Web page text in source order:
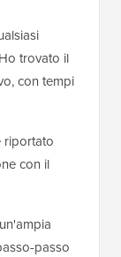
trovato il
con tempi
riportato
con il
passo